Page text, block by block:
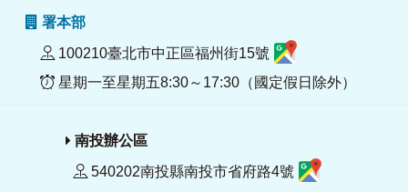
署本部
100210臺北市中正區福州街15號
星期一至星期五8:30～17:30（國定假日除外）
南投辦公區
540202南投縣南投市省府路4號